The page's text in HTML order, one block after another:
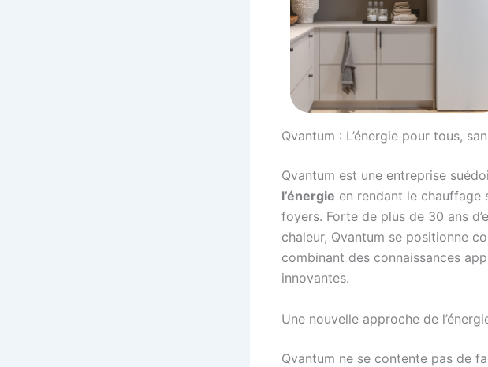
Qvantum : L’énergie pour tous,
Qvantum est une entreprise
l’énergie en rendant le chauffage
foyers. Forte de plus de 30 ans
chaleur, Qvantum se positionne
combinant des connaissances
innovantes.
Une nouvelle approche de
Qvantum ne se contente pas de